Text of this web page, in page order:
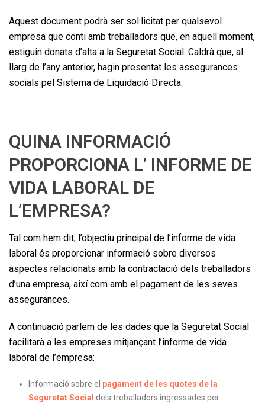
Aquest document podrà ser sol·licitat per qualsevol
empresa que conti amb treballadors que, en aquell moment,
estiguin donats d’alta a la Seguretat Social. Caldrà que, al
llarg de l’any anterior, hagin presentat les assegurances
socials pel Sistema de Liquidació Directa.
QUINA INFORMACIÓ
PROPORCIONA L’ INFORME DE
VIDA LABORAL DE
L’EMPRESA?
Tal com hem dit, l’objectiu principal de l’informe de vida
laboral és proporcionar informació sobre diversos
aspectes relacionats amb la contractació dels treballadors
d’una empresa, així com amb el pagament de les seves
assegurances.
A continuació parlem de les dades que la Seguretat Social
facilitarà a les empreses mitjançant l’informe de vida
laboral de l’empresa:
Informació sobre el pagament de les quotes de la
Seguretat Social dels treballadors ingressades per